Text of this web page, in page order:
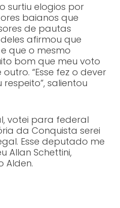
surtiu elogios por
baianos que
de pautas
afirmou que
que o mesmo
bom que meu voto
“Esse fez o dever
salientou
votei para federal
da Conquista serei
Esse deputado me
Allan Schettini,
Alden.